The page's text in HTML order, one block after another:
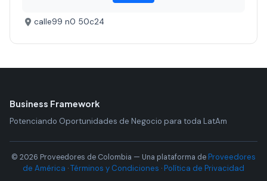
calle99 n0 50c24
Business Framework
Potenciando Oportunidades de Negocio para toda LatAm
© 2026 Proveedores de Colombia — Una plataforma deProveedores
de América ·Términos y Condiciones ·Política de Privacidad